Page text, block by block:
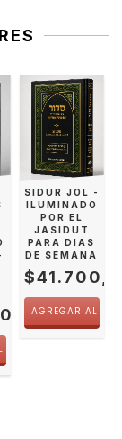
SIDUR JOL -
ILUMINADO
POR EL
JASIDUT
PARA DIAS
DE SEMANA